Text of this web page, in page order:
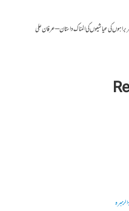
کی عیاشیوں کی المناک داستان – عرفان علی